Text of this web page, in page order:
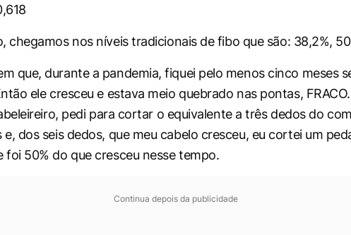
chegamos nos níveis tradicionais de fibo que são: 38,2%,
que, durante a pandemia, fiquei pelo menos cinco meses
ele cresceu e estava meio quebrado nas pontas,
pedi para cortar o equivalente a três dedos do
e, dos seis dedos, que meu cabelo cresceu, eu cortei um
foi 50% do que cresceu nesse tempo.
Continua depois da publicidade